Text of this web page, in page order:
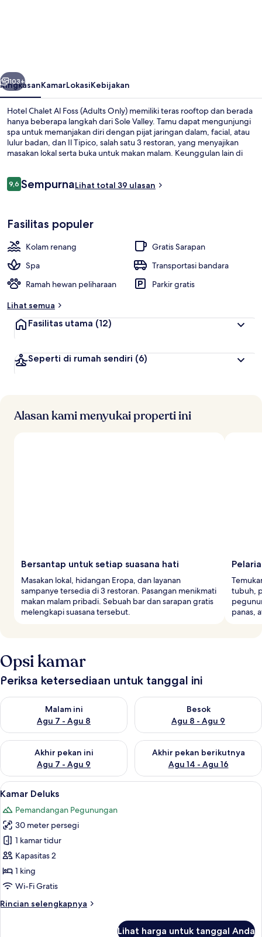
Only)
Berikutnya
103+
RingkasanKamarLokasiKebijakan
Hotel Chalet Al Foss (Adults Only) memiliki teras rooftop dan berada
hanya beberapa langkah dari Sole Valley. Tamu dapat mengunjungi
spa untuk memanjakan diri dengan pijat jaringan dalam, facial, atau
lulur badan, dan Il Tipico, salah satu 3 restoran, yang menyajikan
masakan lokal serta buka untuk makan malam. Keunggulan lain di
Ulasan
9,69,6 dari 10
SempurnaLihat total 39 ulasan
Fasilitas populer
Kolam renang
Gratis Sarapan
Spa
Transportasi bandara
Ramah hewan peliharaan
Parkir gratis
Lihat semua
Fasilitas utama (12)
Seperti di rumah sendiri (6)
Alasan kami menyukai properti ini
Bersantap untuk setiap suasana hati
Masakan lokal, hidangan Eropa, dan layanan
sampanye tersedia di 3 restoran. Pasangan menikmati
makan malam pribadi. Sebuah bar dan sarapan gratis
melengkapi suasana tersebut.
tubuh,
panas,
Opsi kamar
Periksa ketersediaan untuk tanggal ini
Malam ini
Agu 7 - Agu 8
Periksa ketersediaan untuk malam ini Agu 7 - Agu 8
Besok
Agu 8 - Agu 9
Periksa ketersediaan untuk
Akhir pekan ini
Agu 7 - Agu 9
Periksa ketersediaan untuk akhir pekan ini Agu 7 - Agu 9
Akhir pekan berikutnya
Agu 14 - Agu 16
Periksa ketersediaan untuk
Lihat
semua
foto
untuk
Kamar
Deluks
Kamar Deluks | Seprai premium,
5
Kamar Deluks
Pemandangan Pegunungan
30 meter persegi
1 kamar tidur
Kapasitas 2
1 king
Wi-Fi Gratis
Rincian selengkapnya
Rincian
Lihat harga untuk tanggal Anda